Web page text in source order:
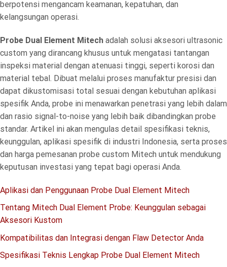
berpotensi mengancam keamanan, kepatuhan, dan
kelangsungan operasi.
Probe Dual Element Mitech adalah solusi aksesori ultrasonic
custom yang dirancang khusus untuk mengatasi tantangan
inspeksi material dengan atenuasi tinggi, seperti korosi dan
material tebal. Dibuat melalui proses manufaktur presisi dan
dapat dikustomisasi total sesuai dengan kebutuhan aplikasi
spesifik Anda, probe ini menawarkan penetrasi yang lebih dalam
dan rasio signal-to-noise yang lebih baik dibandingkan probe
standar. Artikel ini akan mengulas detail spesifikasi teknis,
keunggulan, aplikasi spesifik di industri Indonesia, serta proses
dan harga pemesanan probe custom Mitech untuk mendukung
keputusan investasi yang tepat bagi operasi Anda.
Aplikasi dan Penggunaan Probe Dual Element Mitech
Tentang Mitech Dual Element Probe: Keunggulan sebagai
Aksesori Kustom
Kompatibilitas dan Integrasi dengan Flaw Detector Anda
Spesifikasi Teknis Lengkap Probe Dual Element Mitech